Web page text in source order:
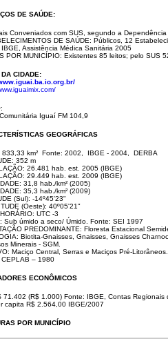
DE SAÚDE:
Conveniados com SUS, segundo a
DE SAÚDE: Públicos, 12
Assistência Médica Sanitária 2005
POR MUNICÍPIO: Existentes 85 leitos; pelo SUS
CIDADE:
Iguaí FM 104,9
GEOGRÁFICAS
833,33 km² Fonte: 2002, IBGE - 2004, DERBA
352 m
26.481 hab. est. 2005 (IBGE)
29.449 hab. est. 2009 (IBGE)
31,8 hab./km² (2005)
35,3 hab./km² (2009)
(Sul): -14º45'23"
(Oeste): 40º05'21"
UTC -3
Sub úmido a seco/ Úmido. Fonte: SEI 1997
PREDOMINANTE: Floresta Estacional
Biotita-Gnaisses, Gnaisses, Gnaisses
Minerais - SGM.
Maciço Central, Serras e Maciços Pré-Litorâneos.
– 1980
ECONÔMICOS
71.402 (R$ 1.000) Fonte: IBGE, Contas Regionais
capita R$ 2.564,00 IBGE/2007
POR MUNICÍPIO